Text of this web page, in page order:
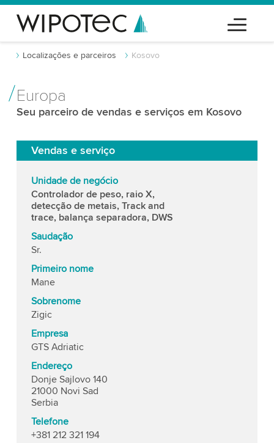
Localizações e parceiros Kosovo
Europa
Seu parceiro de vendas e serviços em Kosovo
Vendas e serviço
Unidade de negócio
Controlador de peso, raio X,
detecção de metais, Track and
trace, balança separadora, DWS
Saudação
Sr.
Primeiro nome
Mane
Sobrenome
Zigic
Empresa
GTS Adriatic
Endereço
Donje Sajlovo 140
21000 Novi Sad
Serbia
Telefone
+381 212 321 194